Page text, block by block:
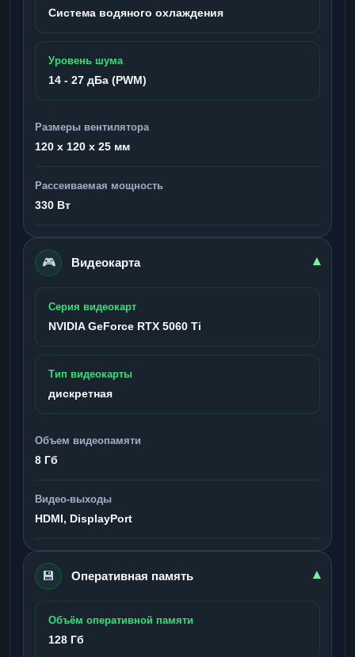
Система водяного охлаждения
Уровень шума
14 - 27 дБа (PWM)
Размеры вентилятора
120 x 120 x 25 мм
Рассеиваемая мощность
330 Вт
🎮 Видеокарта ▾
Серия видеокарт
NVIDIA GeForce RTX 5060 Ti
Тип видеокарты
дискретная
Объем видеопамяти
8 Гб
Видео-выходы
HDMI, DisplayPort
💾 Оперативная память ▾
Объём оперативной памяти
128 Гб